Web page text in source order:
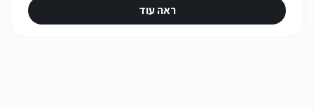
ראה עוד